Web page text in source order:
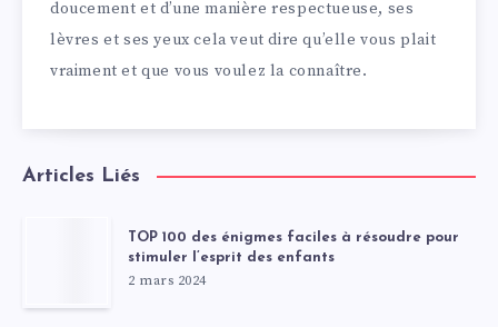
doucement et d’une manière respectueuse, ses
lèvres et ses yeux cela veut dire qu’elle vous plait
vraiment et que vous voulez la connaître.
Articles Liés
TOP 100 des énigmes faciles à résoudre pour
stimuler l’esprit des enfants
2 mars 2024